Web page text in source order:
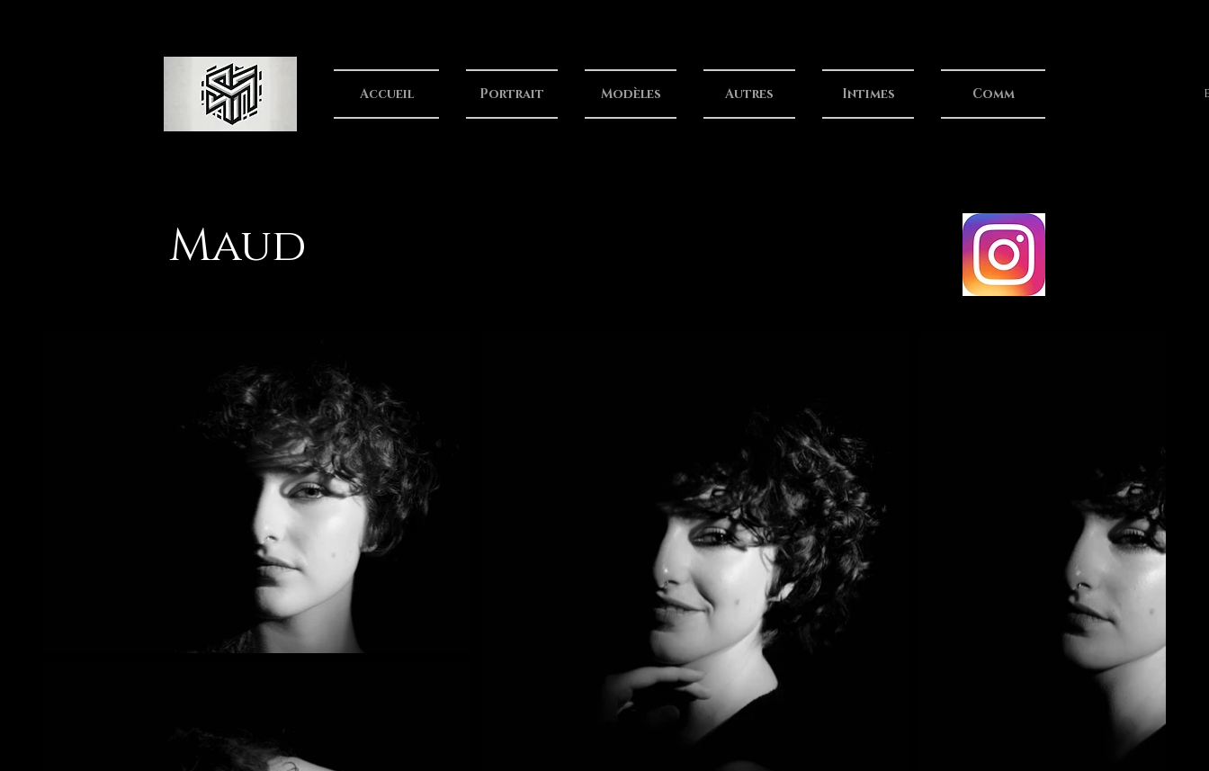
Accueil Portrait Modèles Autres Intimes Comm
Maud